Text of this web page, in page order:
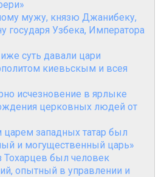
мужу, князю Джанибеку,
государя Узбека, Императора
суть давали цари
киевьскым и всея
исчезновение в ярлыке
церковных людей от
западных татар был
и могущественный царь»
Тохарцев был человек
опытный в управлении и